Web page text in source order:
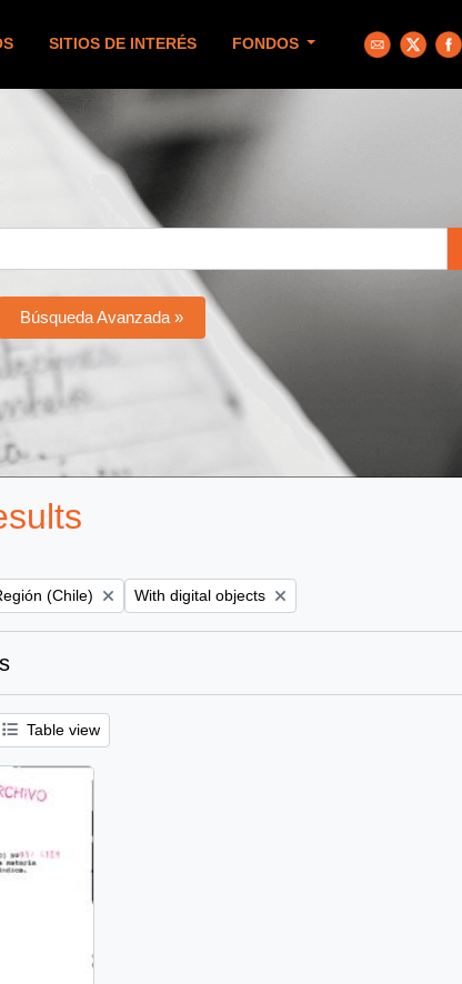
SITIOS DE INTERÉS FONDOS
Búsqueda Avanzada »
(Chile) Remove filter:
With digital objects
Table view